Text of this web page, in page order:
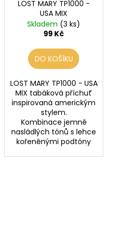
LOST MARY TP1000 -
USA MIX
Skladem (3 ks)
99 Kč
DO KOŠÍKU
LOST MARY TP1000 - USA
MIX tabáková příchuť
inspirovaná americkým
stylem.
Kombinace jemně
nasládlých tónů s lehce
kořeněnými podtóny